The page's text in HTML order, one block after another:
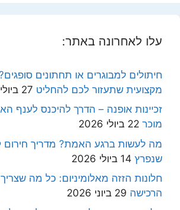
עלו לאחרונה באתר:
חיתולים למבוגרים או תחתונים
מקצועית שתעזור לכם להחליט 27 ביולי 2026
זכיינות אופנה – הדרך להיכנס לענף
מוכר 22 ביולי 2026
מה לעשות ברגע האמת? מדריך חירום
שנפרץ 14 ביולי 2026
חלונות הזזה מאלומיניום: כל מה
הרכישה 29 ביוני 2026